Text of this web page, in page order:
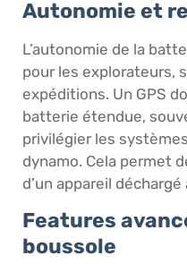
Autonomie et
L’autonomie de la
pour les explorateurs,
expéditions. Un GPS
batterie étendue,
privilégier les
dynamo. Cela permet
d’un appareil
Features
boussole